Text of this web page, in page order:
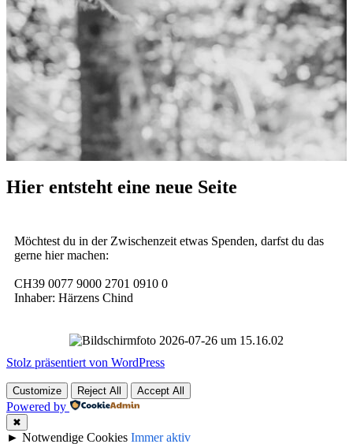
Hier entsteht eine neue Seite
Möchtest du in der Zwischenzeit etwas Spenden, darfst du das
gerne hier machen:
CH39 0077 9000 2701 0910 0
Inhaber: Härzens Chind
Stolz präsentiert von WordPress
Customize Reject All Accept All
Powered by
✖
► Notwendige Cookies Immer aktiv